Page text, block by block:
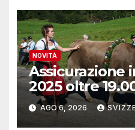
NOVITÀ
Assicurazione
2025 oltre
reinserite nel
lavoro
AGO 6, 2026